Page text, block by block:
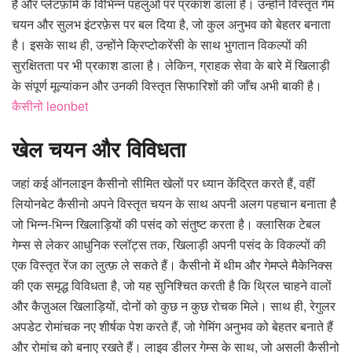
हैं और प्लेटफ़ॉर्म के विभिन्न पहलुओं पर प्रकाश डाला है। उन्होंने विस्तृत गेम
चयन और सुलभ इंटरफ़ेस पर बल दिया है, जो कुल अनुभव को बेहतर बनाता
है। इसके साथ ही, उन्होंने क्रिप्टोकरेंसी के साथ भुगतान विकल्पों की
सुरक्षितता पर भी प्रकाश डाला है। लेकिन, ग्राहक सेवा के बारे में खिलाड़ी
के संपूर्ण मूल्यांकन और उनकी विस्तृत सिफारिशों की जाँच अभी बाकी है।
कैसीनो leonbet
खेल चयन और विविधता
जहां कई ऑनलाइन कैसीनो सीमित खेलों पर ध्यान केंद्रित करते हैं, वहीं
लियोनबेट कैसीनो अपने विस्तृत चयन के साथ अपनी अलग पहचान बनाता है
जो भिन्न-भिन्न खिलाड़ियों की पसंद को संतुष्ट करता है। क्लासिक टेबल
गेम्स से लेकर आधुनिक स्लॉट्स तक, खिलाड़ी अपनी पसंद के विकल्पों की
एक विस्तृत रेंज का लुत्फ़ ले सकते हैं। कैसीनो में थीम और गेमप्ले मैकेनिक्स
की एक समृद्ध विविधता है, जो यह सुनिश्चित करती है कि थ्रिल चाहने वालों
और कैज़ुअल खिलाड़ियों, दोनों को कुछ न कुछ रोचक मिले। साथ ही, रेगुलर
अपडेट रोमांचक नए शीर्षक पेश करते हैं, जो गेमिंग अनुभव को बेहतर बनाते हैं
और रोमांच को बनाए रखते हैं। लाइव डीलर गेम्स के साथ, जो असली कैसीनो